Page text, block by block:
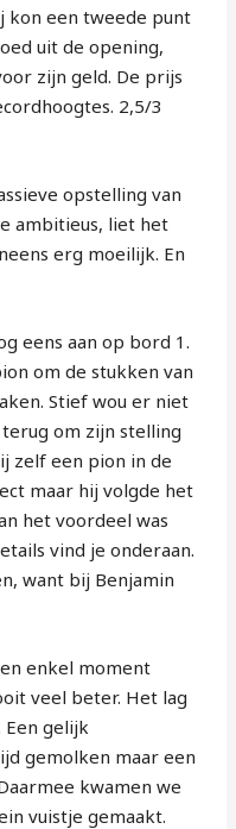
kon een tweede punt
uit de opening,
zijn geld. De prijs
2,5/3
opstelling van
ambitieus, liet het
erg moeilijk. En
eens aan op bord 1.
om de stukken van
Stief wou er niet
om zijn stelling
zelf een pion in de
maar hij volgde het
het voordeel was
vind je onderaan.
want bij Benjamin
enkel moment
veel beter. Het lag
Een gelijk
gemolken maar een
kwamen we
vuistje gemaakt.